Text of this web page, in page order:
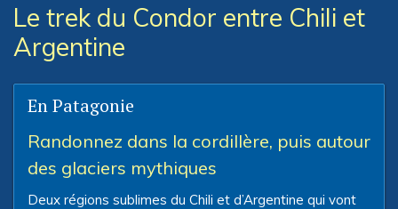
Le trek du Condor entre Chili et
Argentine
En Patagonie
Randonnez dans la cordillère, puis autour
des glaciers mythiques
Deux régions sublimes du Chili et d’Argentine qui vont